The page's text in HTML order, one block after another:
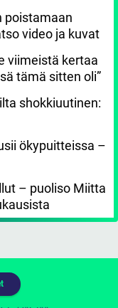
poistamaan
video ja kuvat
viimeistä kertaa
tämä sitten oli”
shokkiuutinen:
ökypuitteissa –
– puoliso Miitta